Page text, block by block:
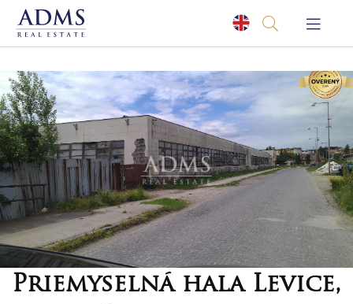
Priemyselná hala Levice,